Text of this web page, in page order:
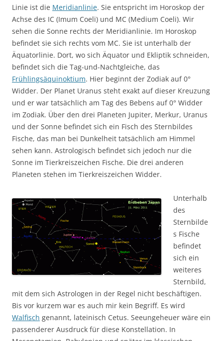
Linie ist die Meridianlinie. Sie entspricht im Horoskop der
Achse des IC (Imum Coeli) und MC (Medium Coeli). Wir
sehen die Sonne rechts der Meridianlinie. Im Horoskop
befindet sie sich rechts vom MC. Sie ist unterhalb der
Äquatorlinie. Dort, wo sich Äquator und Ekliptik schneiden,
befindet sich die Tag-und-Nachtgleiche, das
Frühlingsäquinoktium. Hier beginnt der Zodiak auf 0°
Widder. Der Planet Uranus steht exakt auf dieser Kreuzung
und er war tatsächlich am Tag des Bebens auf 0° Widder
im Zodiak. Über den drei Planeten Jupiter, Merkur, Uranus
und der Sonne befindet sich ein Fisch des Sternbildes
Fische, das man bei Dunkelheit tatsächlich am Himmel
sehen kann. Astrologisch befindet sich jedoch nur die
Sonne im Tierkreiszeichen Fische. Die drei anderen
Planeten stehen im Tierkreiszeichen Widder.
Unterhalb
des
Sternbilde
s Fische
befindet
sich ein
weiteres
Sternbild,
mit dem sich Astrologen in der Regel nicht beschäftigen.
Bis vor kurzem war es auch mir kein Begriff. Es wird
Walfisch genannt, lateinisch Cetus. Seeungeheuer wäre ein
passenderer Ausdruck für diese Konstellation. In